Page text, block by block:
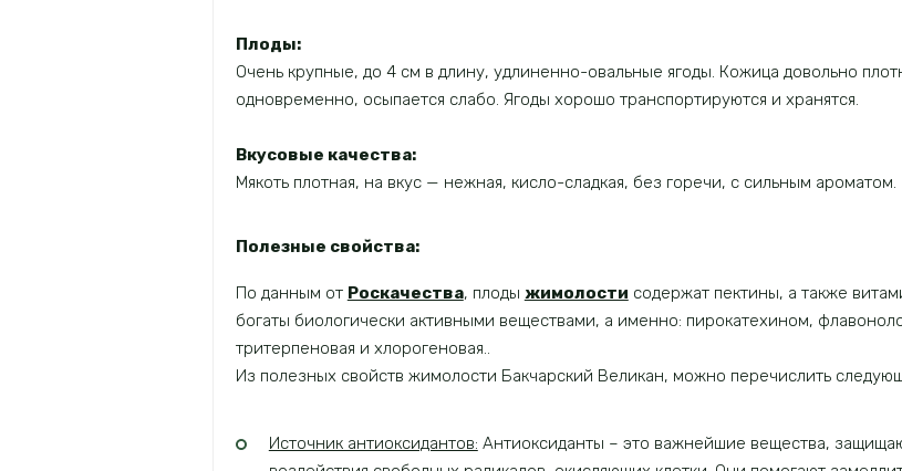
Плоды:
Очень крупные, до 4 см в длину, удлиненно-овальные ягоды. Кожица довольно
одновременно, осыпается слабо. Ягоды хорошо транспортируются и хранятся.
Вкусовые качества:
Мякоть плотная, на вкус — нежная, кисло-сладкая, без горечи, с сильным ароматом.
Полезные свойства:
По данным от Роскачества, плоды жимолости содержат пектины, а также
богаты биологически активными веществами, а именно: пирокатехином,
тритерпеновая и хлорогеновая..
Из полезных свойств жимолости Бакчарский Великан, можно перечислить
Источник антиоксидантов: Антиоксиданты – это важнейшие вещества,